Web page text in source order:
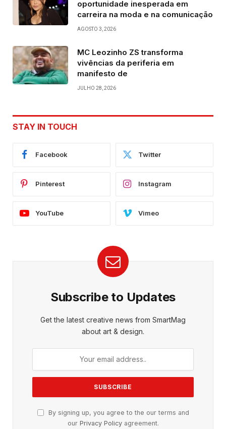
oportunidade inesperada em
carreira na moda e na comunicação
AGOSTO 3, 2026
MC Leozinho ZS transforma
vivências da periferia em
manifesto de
JULHO 28, 2026
STAY IN TOUCH
Facebook Twitter
Pinterest Instagram
YouTube Vimeo
Subscribe to Updates
Get the latest creative news from SmartMag
about art & design.
By signing up, you agree to the our terms and
our Privacy Policyagreement.